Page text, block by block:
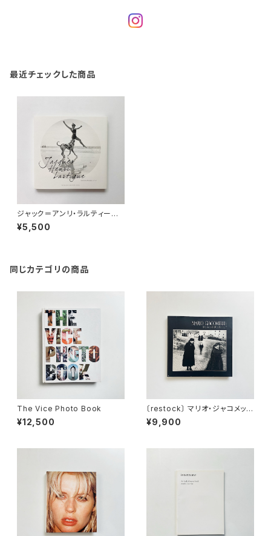
最近チェックした商品
ジャック＝アンリ・ラルティーグ
Jacques Henri Lartigue "ジ
ャック＝アンリ・ラルティーグ 幸
¥5,500
同じカテゴリの商品
The Vice Photo Book
¥12,500
〔restock〕 マリオ・ジャコメッリ
Mario Giacomelli | 黒と白の
往還の果てに <新装版>
¥9,900